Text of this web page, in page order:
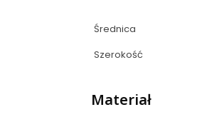
Średnica
Szerokość
Materiał